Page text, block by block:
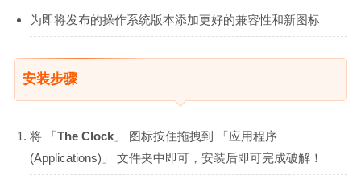
为即将发布的操作系统版本添加更好的兼容性和新图标
安装步骤
将 「The Clock 」 图标按住拖拽到 「应用程序
(Applications)」 文件夹中即可，安装后即可完成破解！